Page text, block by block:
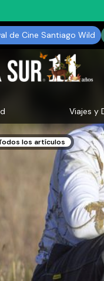
de Cine Santiago Wild
Viajes y
los artículos